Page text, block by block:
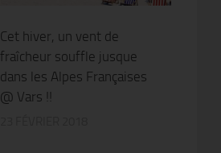
Cet hiver, un vent de
fraîcheur souffle jusque
dans les Alpes Françaises
@ Vars !!